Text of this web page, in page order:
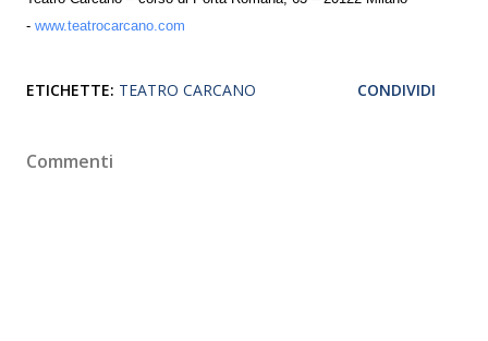
- www.teatrocarcano.com
ETICHETTE: TEATRO CARCANO CONDIVIDI
Commenti